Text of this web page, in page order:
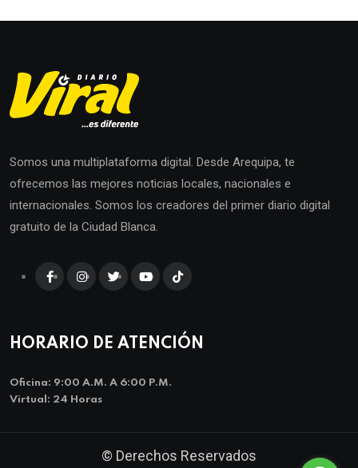
Somos una multiplataforma digital. Desde Arequipa, te
ofrecemos las mejores noticias locales, nacionales e
internacionales. Somos los creadores del primer diario digital
gratuito de la Ciudad Blanca.
HORARIO DE ATENCIÓN
Oficina: 9:00 A.m. A 6:00 P.m.
Virtual: 24 Horas
© Derechos Reservados